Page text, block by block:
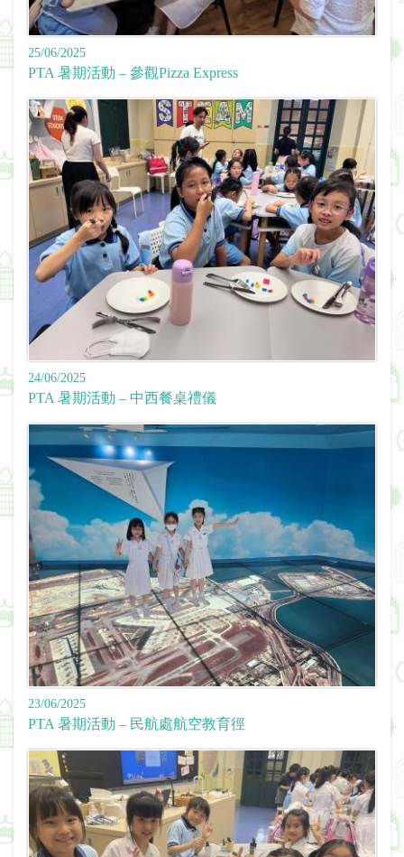
25/06/2025
PTA 暑期活動 – 參觀Pizza Express
24/06/2025
PTA 暑期活動 – 中西餐桌禮儀
23/06/2025
PTA 暑期活動 – 民航處航空教育徑